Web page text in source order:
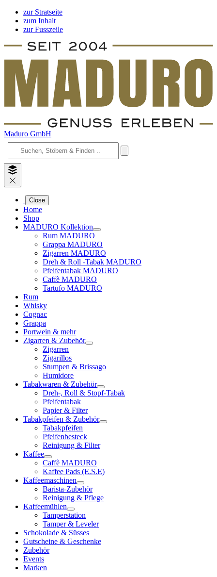
zur Stratseite
zum Inhalt
zur Fusszeile
Maduro GmbH
Close
Home
Shop
MADURO Kollektion
Rum MADURO
Grappa MADURO
Zigarren MADURO
Dreh & Roll -Tabak MADURO
Pfeifentabak MADURO
Caffè MADURO
Tartufo MADURO
Rum
Whisky
Cognac
Grappa
Portwein & mehr
Zigarren & Zubehör
Zigarren
Zigarillos
Stumpen & Brissago
Humidore
Tabakwaren & Zubehör
Dreh-, Roll & Stopf-Tabak
Pfeifentabak
Papier & Filter
Tabakpfeifen & Zubehör
Tabakpfeifen
Pfeifenbesteck
Reinigung & Filter
Kaffee
Caffè MADURO
Kaffee Pads (E.S.E)
Kaffeemaschinen
Barista-Zubehör
Reinigung & Pflege
Kaffeemühlen
Tamperstation
Tamper & Leveler
Schokolade & Süsses
Gutscheine & Geschenke
Zubehör
Events
Marken